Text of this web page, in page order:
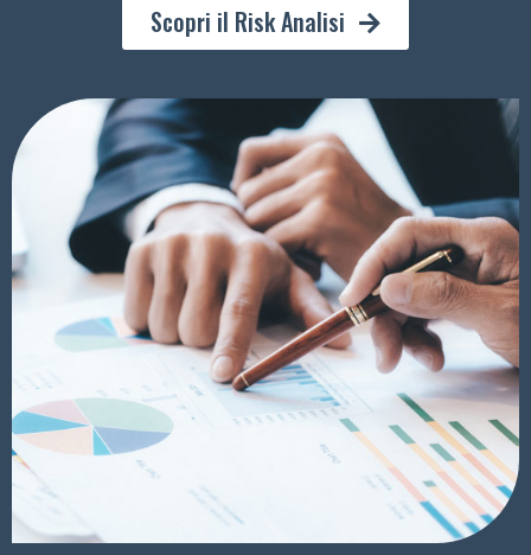
Scopri il Risk Analisi